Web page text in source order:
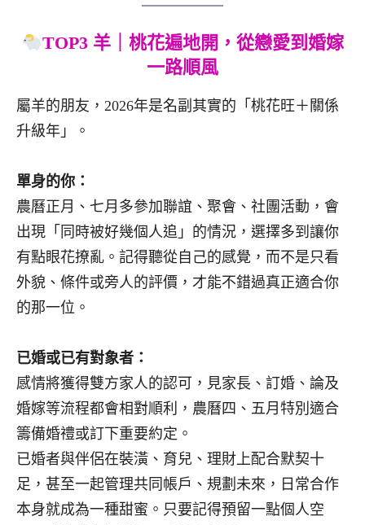
TOP3 羊｜桃花遍地開，從戀愛到婚嫁
一路順風
屬羊的朋友，2026年是名副其實的「桃花旺＋關係
升級年」。
單身的你：
農曆正月、七月多參加聯誼、聚會、社團活動，會
出現「同時被好幾個人追」的情況，選擇多到讓你
有點眼花撩亂。記得聽從自己的感覺，而不是只看
外貌、條件或旁人的評價，才能不錯過真正適合你
的那一位。
已婚或已有對象者：
感情將獲得雙方家人的認可，見家長、訂婚、論及
婚嫁等流程都會相對順利，農曆四、五月特別適合
籌備婚禮或訂下重要約定。
已婚者與伴侶在裝潢、育兒、理財上配合默契十
足，甚至一起管理共同帳戶、規劃未來，日常合作
本身就成為一種甜蜜。只要記得預留一點個人空